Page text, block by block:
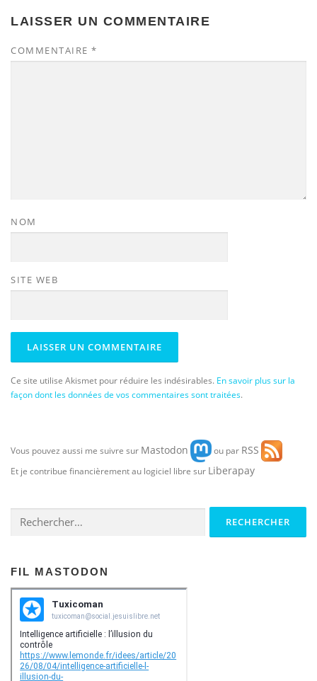
LAISSER UN COMMENTAIRE
COMMENTAIRE *
NOM
SITE WEB
Ce site utilise Akismet pour réduire les indésirables. En savoir plus sur la
façon dont les données de vos commentaires sont traitées.
Vous pouvez aussi me suivre sur Mastodon ou par RSS
Et je contribue financièrement au logiciel libre sur Liberapay
FIL MASTODON